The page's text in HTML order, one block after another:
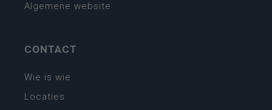
Algemene website
CONTACT
Wie is wie
Locaties